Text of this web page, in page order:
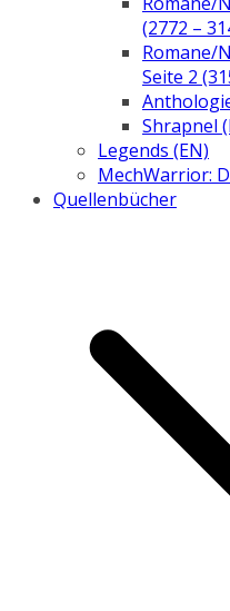
(2772 –
Romane/
Seite 2
Shrapnel
Legends (EN)
MechWarrior:
Quellenbücher